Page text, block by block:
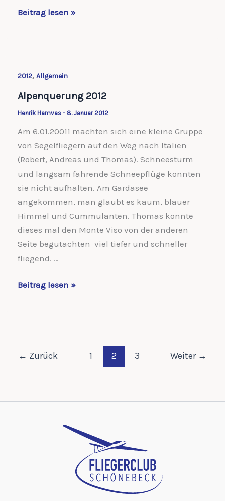
Morgens
Beitrag lesen »
2012, Allgemein
Alpenquerung 2012
Henrik Hamvas - 8. Januar 2012
Am 6.01.20011 machten sich eine kleine Gruppe
von Segelfliegern auf den Weg nach Italien
(Robert, Andreas und Thomas). Schneesturm
und langsam fahrende Schneepflüge konnten
sie nicht aufhalten. Am Gardasee
angekommen, man glaubt es kaum, blauer
Himmel und Cummulanten. Thomas konnte
dieses mal den Monte Viso von der anderen
Seite begutachten viel tiefer und schneller
fliegend. …
Alpenquerung
Beitrag lesen »
← Zurück 1 2 3 Weiter →